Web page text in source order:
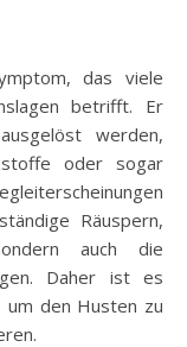
betrifft. Er
werden,
oder sogar
Räuspern,
auch die
Daher ist es
den Husten zu